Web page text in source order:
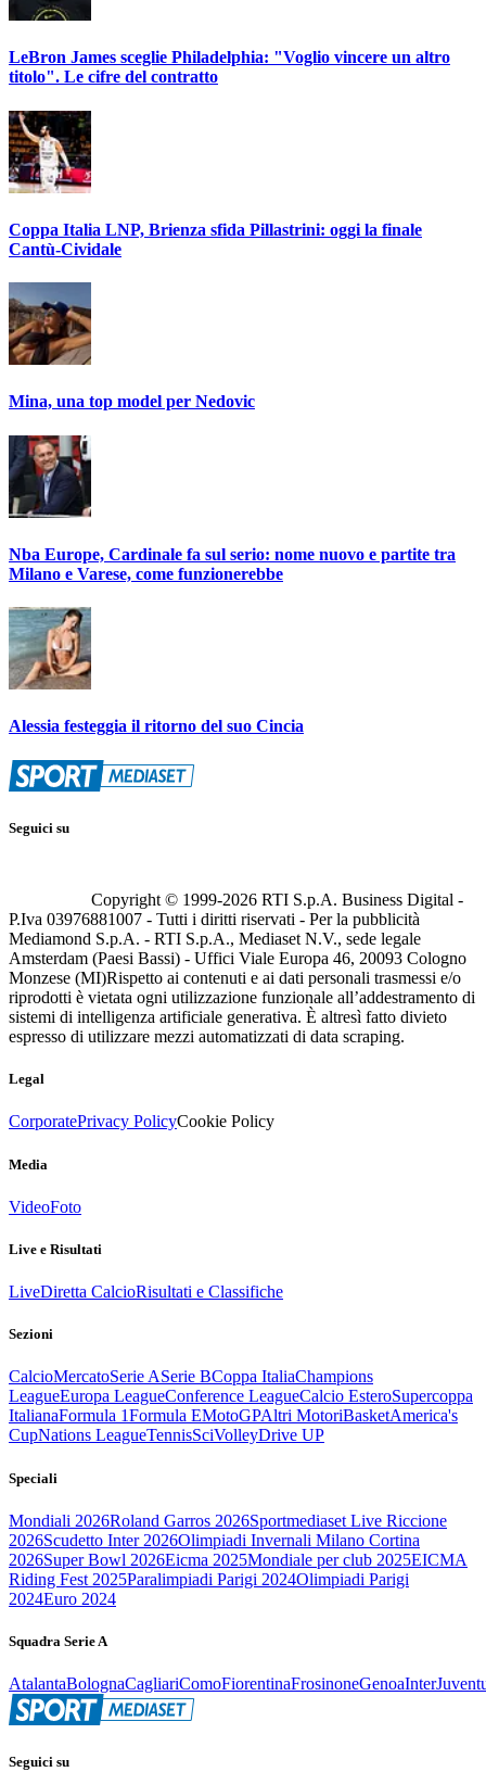
LeBron James sceglie Philadelphia: "Voglio vincere un altro
titolo". Le cifre del contratto
Coppa Italia LNP, Brienza sfida Pillastrini: oggi la finale
Cantù-Cividale
Mina, una top model per Nedovic
Nba Europe, Cardinale fa sul serio: nome nuovo e partite tra
Milano e Varese, come funzionerebbe
Alessia festeggia il ritorno del suo Cincia
Seguici su
Copyright © 1999-2026 RTI S.p.A. Business Digital -
P.Iva 03976881007 - Tutti i diritti riservati - Per la pubblicità
Mediamond S.p.A. - RTI S.p.A., Mediaset N.V., sede legale
Amsterdam (Paesi Bassi) - Uffici Viale Europa 46, 20093 Cologno
Monzese (MI)Rispetto ai contenuti e ai dati personali trasmessi e/o
riprodotti è vietata ogni utilizzazione funzionale all’addestramento di
sistemi di intelligenza artificiale generativa. È altresì fatto divieto
espresso di utilizzare mezzi automatizzati di data scraping.
Legal
CorporatePrivacy PolicyCookie Policy
Media
VideoFoto
Live e Risultati
LiveDiretta CalcioRisultati e Classifiche
Sezioni
CalcioMercatoSerie ASerie BCoppa ItaliaChampions
LeagueEuropa LeagueConference LeagueCalcio EsteroSupercoppa
ItalianaFormula 1Formula EMotoGPAltri MotoriBasketAmerica's
CupNations LeagueTennisSciVolleyDrive UP
Speciali
Mondiali 2026Roland Garros 2026Sportmediaset Live Riccione
2026Scudetto Inter 2026Olimpiadi Invernali Milano Cortina
2026Super Bowl 2026Eicma 2025Mondiale per club 2025EICMA
Riding Fest 2025Paralimpiadi Parigi 2024Olimpiadi Parigi
2024Euro 2024
Squadra Serie A
AtalantaBolognaCagliariComoFiorentinaFrosinoneGenoaInter
Seguici su